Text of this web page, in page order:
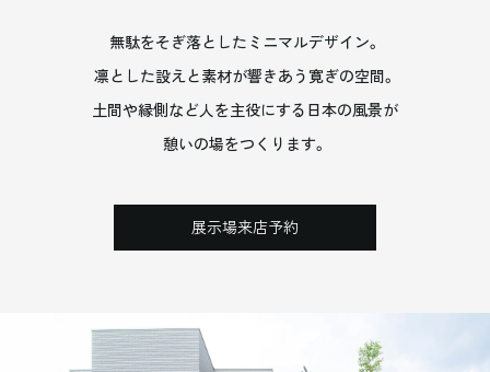
無駄をそぎ落としたミニマルデザイン。
凛とした設えと素材が響きあう寛ぎの空間。
土間や縁側など人を主役にする日本の風景が
憩いの場をつくります。
展示場来店予約